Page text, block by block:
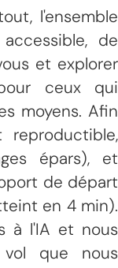
l'ensemble
de
et explorer
ceux qui
moyens. Afin
épars), et
de départ
en 4 min).
à l'IA et nous
que nous